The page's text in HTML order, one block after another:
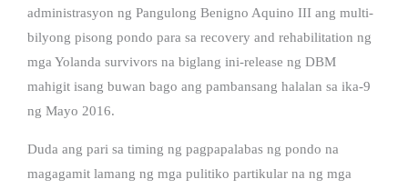
administrasyon ng Pangulong Benigno Aquino III ang multi-
bilyong pisong pondo para sa recovery and rehabilitation ng
mga Yolanda survivors na biglang ini-release ng DBM
mahigit isang buwan bago ang pambansang halalan sa ika-9
ng Mayo 2016.
Duda ang pari sa timing ng pagpapalabas ng pondo na
magagamit lamang ng mga pulitiko partikular na ng mga